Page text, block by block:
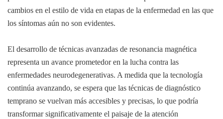
cambios en el estilo de vida en etapas de la enfermedad en las que
los síntomas aún no son evidentes.
El desarrollo de técnicas avanzadas de resonancia magnética
representa un avance prometedor en la lucha contra las
enfermedades neurodegenerativas. A medida que la tecnología
continúa avanzando, se espera que las técnicas de diagnóstico
temprano se vuelvan más accesibles y precisas, lo que podría
transformar significativamente el paisaje de la atención